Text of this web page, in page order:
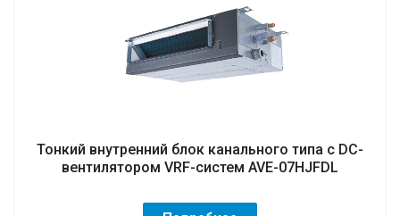
Тонкий внутренний блок канального типа с DC-
вентилятором VRF-систем AVE-07HJFDL